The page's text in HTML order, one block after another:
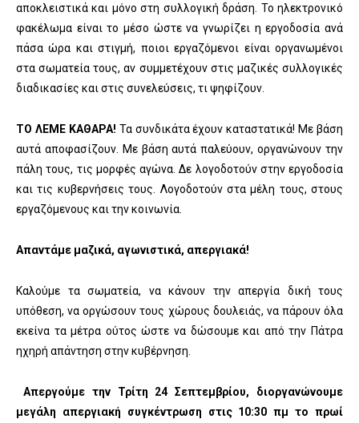
αποκλειστικά και μόνο στη συλλογική δράση. Το ηλεκτρονικό
φακέλωμα είναι το μέσο ώστε να γνωρίζει η εργοδοσία ανά
πάσα ώρα και στιγμή, ποιοι εργαζόμενοι είναι οργανωμένοι
στα σωματεία τους, αν συμμετέχουν στις μαζικές συλλογικές
διαδικασίες και στις συνελεύσεις, τι ψηφίζουν.
ΤΟ ΛΕΜΕ ΚΑΘΑΡΑ! Τα συνδικάτα έχουν καταστατικά! Με βάση
αυτά αποφασίζουν. Με βάση αυτά παλεύουν, οργανώνουν την
πάλη τους, τις μορφές αγώνα. Δε λογοδοτούν στην εργοδοσία
και τις κυβερνήσεις τους. Λογοδοτούν στα μέλη τους, στους
εργαζόμενους και την κοινωνία.
Απαντάμε μαζικά, αγωνιστικά, απεργιακά!
Καλούμε τα σωματεία, να κάνουν την απεργία δική τους
υπόθεση, να οργώσουν τους χώρους δουλειάς, να πάρουν όλα
εκείνα τα μέτρα ούτος ώστε να δώσουμε και από την Πάτρα
ηχηρή απάντηση στην κυβέρνηση.
Απεργούμε την Τρίτη 24 Σεπτεμβρίου, διοργανώνουμε
μεγάλη απεργιακή συγκέντρωση στις 10:30 πμ το πρωί